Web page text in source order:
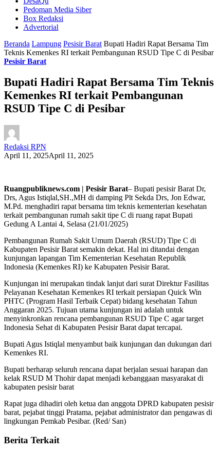
Pedoman Media Siber
Box Redaksi
Advertorial
Beranda Lampung Pesisir Barat Bupati Hadiri Rapat Bersama Tim
Teknis Kemenkes RI terkait Pembangunan RSUD Tipe C di Pesibar
Pesisir Barat
Bupati Hadiri Rapat Bersama Tim Teknis
Kemenkes RI terkait Pembangunan
RSUD Tipe C di Pesibar
Redaksi RPN
April 11, 2025April 11, 2025
Ruangpubliknews.com | Pesisir Barat– Bupati pesisir Barat Dr,
Drs, Agus Istiqlal,SH.,MH di damping Plt Sekda Drs, Jon Edwar,
M.Pd. menghadiri rapat bersama tim teknis kementerian kesehatan
terkait pembangunan rumah sakit tipe C di ruang rapat Bupati
Gedung A Lantai 4, Selasa (21/01/2025)
Pembangunan Rumah Sakit Umum Daerah (RSUD) Tipe C di
Kabupaten Pesisir Barat semakin dekat. Hal ini ditandai dengan
kunjungan lapangan Tim Kementerian Kesehatan Republik
Indonesia (Kemenkes RI) ke Kabupaten Pesisir Barat.
Kunjungan ini merupakan tindak lanjut dari surat Direktur Fasilitas
Pelayanan Kesehatan Kemenkes RI terkait persiapan Quick Win
PHTC (Program Hasil Terbaik Cepat) bidang kesehatan Tahun
Anggaran 2025. Tujuan utama kunjungan ini adalah untuk
menyinkronkan rencana pembangunan RSUD Tipe C agar target
Indonesia Sehat di Kabupaten Pesisir Barat dapat tercapai.
Bupati Agus Istiqlal menyambut baik kunjungan dan dukungan dari
Kemenkes RI.
Bupati berharap seluruh rencana dapat berjalan sesuai harapan dan
kelak RSUD M Thohir dapat menjadi kebanggaan masyarakat di
kabupaten pesisir barat
Rapat juga dihadiri oleh ketua dan anggota DPRD kabupaten pesisir
barat, pejabat tinggi Pratama, pejabat administrator dan pengawas di
lingkungan Pemkab Pesibar. (Red/ San)
Berita Terkait